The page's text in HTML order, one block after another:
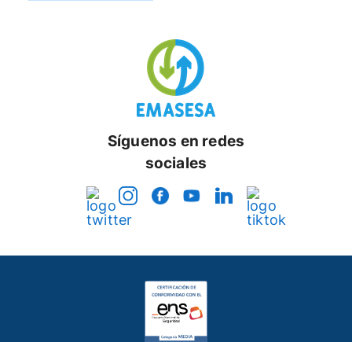
Síguenos en redes
sociales